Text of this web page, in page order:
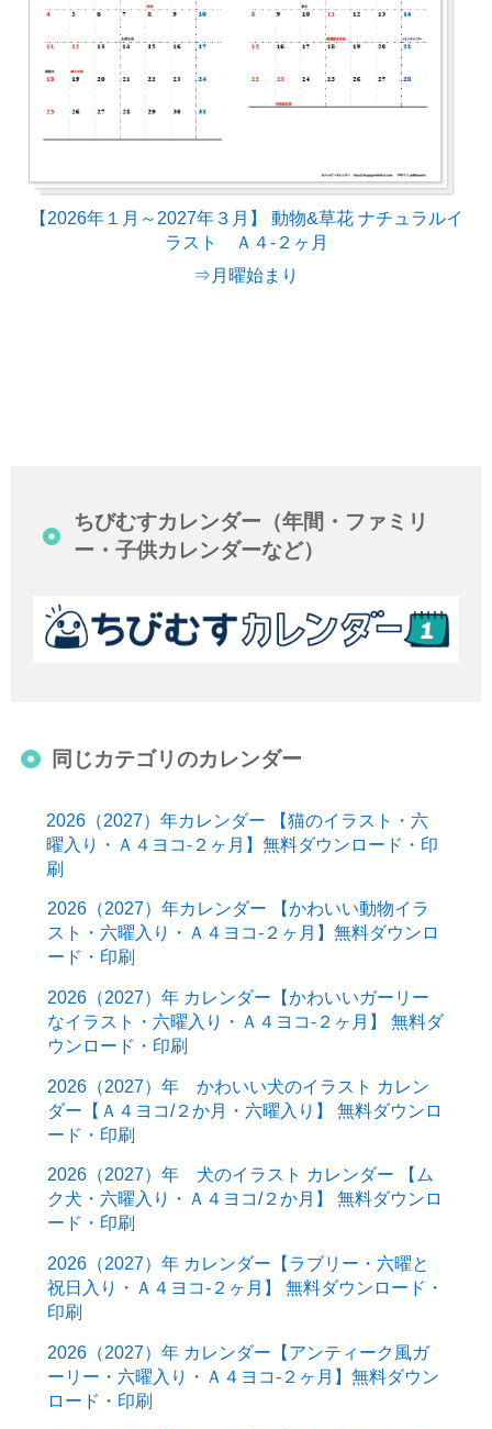
【2026年１月～2027年３月】 動物&草花 ナチュラルイ
ラスト Ａ４-２ヶ月
⇒月曜始まり
ちびむすカレンダー（年間・ファミリ
ー・子供カレンダーなど）
同じカテゴリのカレンダー
2026（2027）年カレンダー 【猫のイラスト・六
曜入り・Ａ４ヨコ-２ヶ月】無料ダウンロード・印
刷
2026（2027）年カレンダー 【かわいい動物イラ
スト・六曜入り・Ａ４ヨコ-２ヶ月】無料ダウンロ
ード・印刷
2026（2027）年 カレンダー【かわいいガーリー
なイラスト・六曜入り・Ａ４ヨコ-２ヶ月】 無料ダ
ウンロード・印刷
2026（2027）年 かわいい犬のイラスト カレン
ダー【Ａ４ヨコ/２か月・六曜入り】 無料ダウンロ
ード・印刷
2026（2027）年 犬のイラスト カレンダー 【ム
ク犬・六曜入り・Ａ４ヨコ/２か月】 無料ダウンロ
ード・印刷
2026（2027）年 カレンダー【ラブリー・六曜と
祝日入り・Ａ４ヨコ-２ヶ月】 無料ダウンロード・
印刷
2026（2027）年 カレンダー【アンティーク風ガ
ーリー・六曜入り・Ａ４ヨコ-２ヶ月】無料ダウン
ロード・印刷